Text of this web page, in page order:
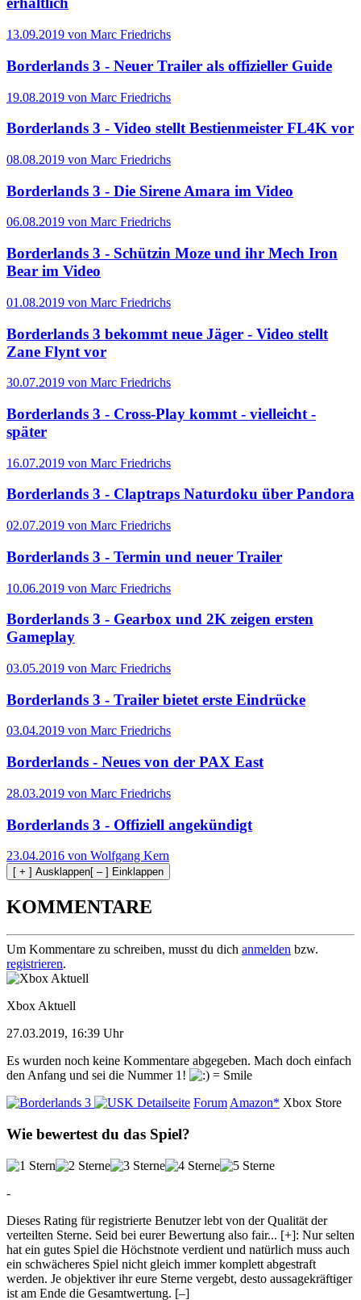
13.09.2019 von Marc Friedrichs
Borderlands 3 - Neuer Trailer als offizieller Guide
19.08.2019 von Marc Friedrichs
Borderlands 3 - Video stellt Bestienmeister FL4K vor
08.08.2019 von Marc Friedrichs
Borderlands 3 - Die Sirene Amara im Video
06.08.2019 von Marc Friedrichs
Borderlands 3 - Schützin Moze und ihr Mech Iron
Bear im Video
01.08.2019 von Marc Friedrichs
Borderlands 3 bekommt neue Jäger - Video stellt
Zane Flynt vor
30.07.2019 von Marc Friedrichs
Borderlands 3 - Cross-Play kommt - vielleicht -
später
16.07.2019 von Marc Friedrichs
Borderlands 3 - Claptraps Naturdoku über Pandora
02.07.2019 von Marc Friedrichs
Borderlands 3 - Termin und neuer Trailer
10.06.2019 von Marc Friedrichs
Borderlands 3 - Gearbox und 2K zeigen ersten
Gameplay
03.05.2019 von Marc Friedrichs
Borderlands 3 - Trailer bietet erste Eindrücke
03.04.2019 von Marc Friedrichs
Borderlands - Neues von der PAX East
28.03.2019 von Marc Friedrichs
Borderlands 3 - Offiziell angekündigt
23.04.2016 von Wolfgang Kern
[ + ] Ausklappen[ – ] Einklappen
KOMMENTARE
Um Kommentare zu schreiben, musst du dich anmelden bzw.
registrieren.
Xbox Aktuell
27.03.2019, 16:39 Uhr
Es wurden noch keine Kommentare abgegeben. Mach doch einfach
den Anfang und sei die Nummer 1!
Detailseite Forum Amazon* Xbox Store
Wie bewertest du das Spiel?
-
Dieses Rating für registrierte Benutzer lebt von der Qualität der
verteilten Sterne. Seid bei eurer Bewertung also fair... [+]: Nur selten
hat ein gutes Spiel die Höchstnote verdient und natürlich muss auch
ein schwächeres Spiel nicht gleich immer komplett abgestraft
werden. Je objektiver ihr eure Sterne vergebt, desto aussagekräftiger
ist am Ende die Gesamtwertung. [–]